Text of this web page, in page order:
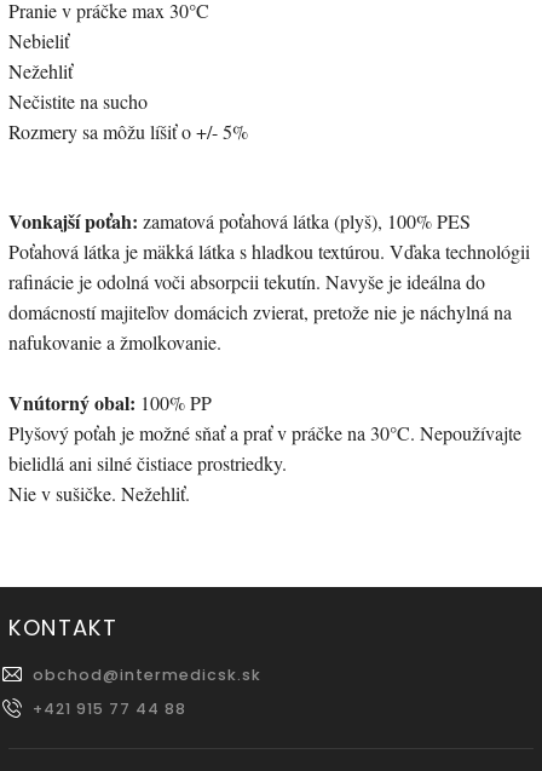
Pranie v práčke max 30°C
Nebieliť
Nežehliť
Nečistite na sucho
Rozmery sa môžu líšiť o +/- 5%
Vonkajší poťah: zamatová poťahová látka (plyš), 100% PES
Poťahová látka je mäkká látka s hladkou textúrou. Vďaka technológii
rafinácie je odolná voči absorpcii tekutín. Navyše je ideálna do
domácností majiteľov domácich zvierat, pretože nie je náchylná na
nafukovanie a žmolkovanie.
Vnútorný obal: 100% PP
Plyšový poťah je možné sňať a prať v práčke na 30°C. Nepoužívajte
bielidlá ani silné čistiace prostriedky.
Nie v sušičke. Nežehliť.
KONTAKT
obchod@intermedicsk.sk
+421 915 77 44 88